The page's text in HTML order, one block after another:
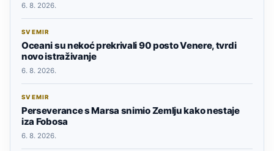
6. 8. 2026.
SVEMIR
Oceani su nekoć prekrivali 90 posto Venere, tvrdi
novo istraživanje
6. 8. 2026.
SVEMIR
Perseverance s Marsa snimio Zemlju kako nestaje
iza Fobosa
6. 8. 2026.